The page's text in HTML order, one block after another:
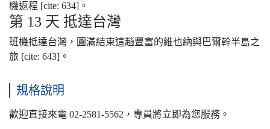
機返程 [cite: 634]。
第 13 天 抵達台灣
班機抵達台灣，圓滿結束這趟豐富的維也納與巴爾幹半島之
旅 [cite: 643]。
規格說明
歡迎直接來電 02-2581-5562，專員將立即為您服務。